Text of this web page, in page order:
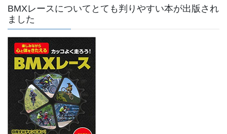
BMXレースについてとても判りやすい本が出版され
ました